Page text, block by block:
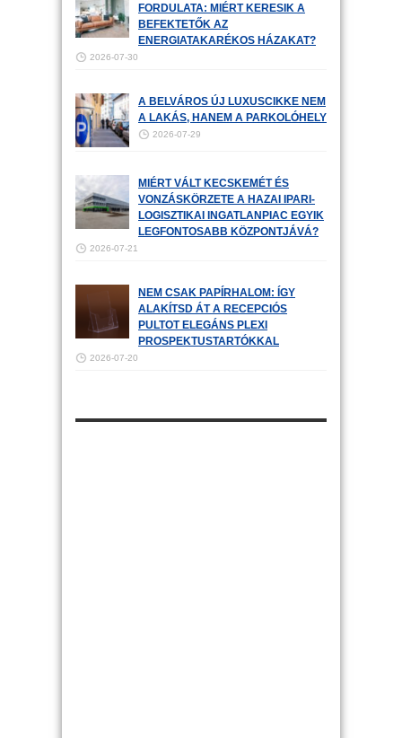
FORDULATA: MIÉRT KERESIK A
BEFEKTETŐK AZ
ENERGIATAKARÉKOS HÁZAKAT?
2026-07-30
A BELVÁROS ÚJ LUXUSCIKKE NEM
A LAKÁS, HANEM A PARKOLÓHELY
2026-07-29
MIÉRT VÁLT KECSKEMÉT ÉS
VONZÁSKÖRZETE A HAZAI IPARI-
LOGISZTIKAI INGATLANPIAC EGYIK
LEGFONTOSABB KÖZPONTJÁVÁ?
2026-07-21
NEM CSAK PAPÍRHALOM: ÍGY
ALAKÍTSD ÁT A RECEPCIÓS
PULTOT ELEGÁNS PLEXI
PROSPEKTUSTARTÓKKAL
2026-07-20